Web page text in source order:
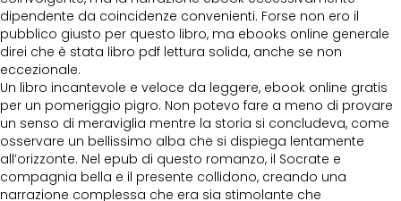
dipendente da coincidenze convenienti. Forse non ero il
pubblico giusto per questo libro, ma ebooks online generale
direi che è stata libro pdf lettura solida, anche se non
eccezionale.
Un libro incantevole e veloce da leggere, ebook online gratis
per un pomeriggio pigro. Non potevo fare a meno di provare
un senso di meraviglia mentre la storia si concludeva, come
osservare un bellissimo alba che si dispiega lentamente
all’orizzonte. Nel epub di questo romanzo, il Socrate e
compagnia bella e il presente collidono, creando una
narrazione complessa che era sia stimolante che